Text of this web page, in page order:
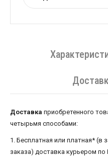
Доставка приобретенного
четырьмя способами:
1. Бесплатная или платная* (в
заказа) доставка курьером по